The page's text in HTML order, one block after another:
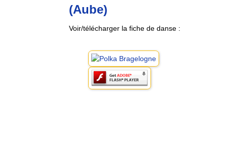
(Aube)
Voir/télécharger la fiche de danse :